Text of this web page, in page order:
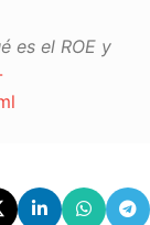
es el ROE y